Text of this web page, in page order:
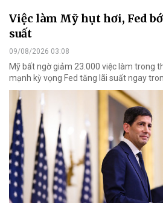
Việc làm Mỹ hụt hơi, Fed
suất
09/08/2026 03:08
Mỹ bất ngờ giảm 23.000 việc làm trong
mạnh kỳ vọng Fed tăng lãi suất ngay